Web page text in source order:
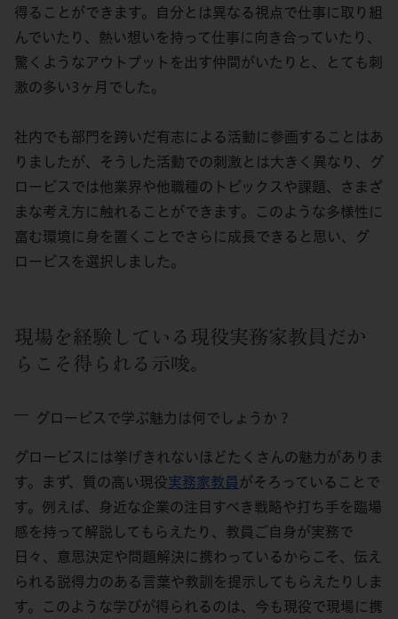
得ることができます。自分とは異なる視点で仕事に取り組
んでいたり、熱い想いを持って仕事に向き合っていたり、
驚くようなアウトプットを出す仲間がいたりと、とても刺
激の多い3ヶ月でした。
社内でも部門を跨いだ有志による活動に参画することはあ
りましたが、そうした活動での刺激とは大きく異なり、グ
ロービスでは他業界や他職種のトピックスや課題、さまざ
まな考え方に触れることができます。このような多様性に
富む環境に身を置くことでさらに成長できると思い、グ
ロービスを選択しました。
現場を経験している現役実務家教員だか
らこそ得られる示唆。
グロービスで学ぶ魅力は何でしょうか？
グロービスには挙げきれないほどたくさんの魅力がありま
す。まず、質の高い現役実務家教員 がそろっていることで
す。例えば、身近な企業の注目すべき戦略や打ち手を臨場
感を持って解説してもらえたり、教員ご自身が実務で
日々、意思決定や問題解決に携わっているからこそ、伝え
られる説得力のある言葉や教訓を提示してもらえたりしま
す。このような学びが得られるのは、今も現役で現場に携